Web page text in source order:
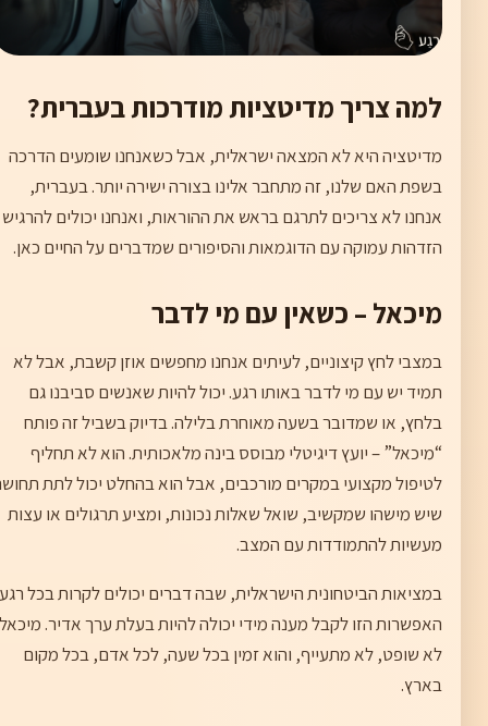
למה צריך מדיטציות מודרכות בעברית?
מדיטציה היא לא המצאה ישראלית, אבל כשאנחנו שומעים הדרכה
בשפת האם שלנו, זה מתחבר אלינו בצורה ישירה יותר. בעברית,
אנחנו לא צריכים לתרגם בראש את ההוראות, ואנחנו יכולים להרגיש
הזדהות עמוקה עם הדוגמאות והסיפורים שמדברים על החיים כאן.
מיכאל – כשאין עם מי לדבר
במצבי לחץ קיצוניים, לעיתים אנחנו מחפשים אוזן קשבת, אבל לא
תמיד יש עם מי לדבר באותו רגע. יכול להיות שאנשים סביבנו גם
בלחץ, או שמדובר בשעה מאוחרת בלילה. בדיוק בשביל זה פותח
“מיכאל” – יועץ דיגיטלי מבוסס בינה מלאכותית. הוא לא תחליף
לטיפול מקצועי במקרים מורכבים, אבל הוא בהחלט יכול לתת
שיש מישהו שמקשיב, שואל שאלות נכונות, ומציע תרגולים או עצות
מעשיות להתמודדות עם המצב.
במציאות הביטחונית הישראלית, שבה דברים יכולים לקרות בכל
האפשרות הזו לקבל מענה מידי יכולה להיות בעלת ערך אדיר.
לא שופט, לא מתעייף, והוא זמין בכל שעה, לכל אדם, בכל מקום
בארץ.